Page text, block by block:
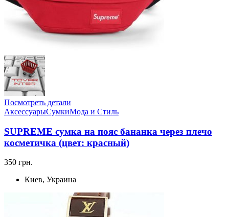
Посмотреть детали
АксессуарыСумкиМода и Стиль
SUPREME сумка на пояс бананка через плечо
косметичка (цвет: красный)
350 грн.
Киев, Украина